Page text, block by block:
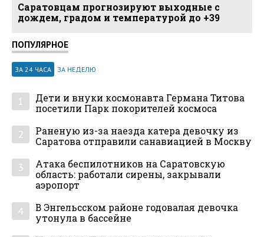
Саратовцам прогнозируют выходные с
дождем, градом и температурой до +39
ПОПУЛЯРНОЕ
ЗА 24 ЧАСА ЗА НЕДЕЛЮ
1
Дети и внуки космонавта Германа Титова
посетили Парк покорителей космоса
2
Раненую из-за наезда катера девочку из
Саратова отправили санавиацией в Москву
3
Атака беспилотников на Саратовскую
область: работали сирены, закрывали
аэропорт
4
В Энгельсском районе годовалая девочка
утонула в бассейне